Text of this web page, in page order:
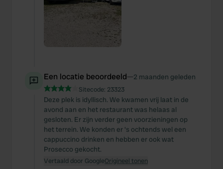
Een locatie beoordeeld—2 maanden geleden
Sitecode: 23323
Deze plek is idyllisch. We kwamen vrij laat in de
avond aan en het restaurant was helaas al
gesloten. Er zijn verder geen voorzieningen op
het terrein. We konden er 's ochtends wel een
cappuccino drinken en hebben er ook wat
Prosecco gekocht.
Vertaald door GoogleOrigineel tonen